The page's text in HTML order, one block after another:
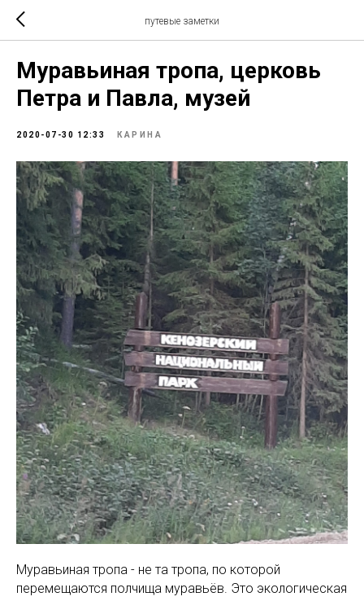
путевые заметки
Муравьиная тропа, церковь
Петра и Павла, музей
2020-07-30 12:33 КАРИНА
Муравьиная тропа - не та тропа, по которой
перемещаются полчища муравьёв. Это экологическая